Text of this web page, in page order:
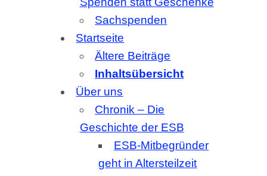
geht in Altersteilzeit
Jobangebot
Netzwerk gegen Armut
und soziale Ausgrenzung
Praktikum, FSJ und BFD
Erfolgsgeschichten
Erfolgsgeschichten:
Erich
Erfolgsgeschichten:
Lothar